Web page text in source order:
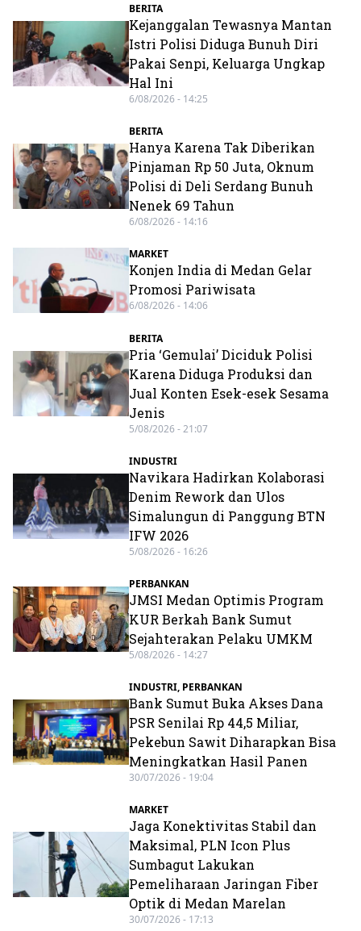
BERITA
Kejanggalan Tewasnya Mantan
Istri Polisi Diduga Bunuh Diri
Pakai Senpi, Keluarga Ungkap
Hal Ini
6/08/2026 - 14:25
BERITA
Hanya Karena Tak Diberikan
Pinjaman Rp 50 Juta, Oknum
Polisi di Deli Serdang Bunuh
Nenek 69 Tahun
6/08/2026 - 14:16
MARKET
Konjen India di Medan Gelar
Promosi Pariwisata
6/08/2026 - 14:06
BERITA
Pria ‘Gemulai’ Diciduk Polisi
Karena Diduga Produksi dan
Jual Konten Esek-esek Sesama
Jenis
5/08/2026 - 21:07
INDUSTRI
Navikara Hadirkan Kolaborasi
Denim Rework dan Ulos
Simalungun di Panggung BTN
IFW 2026
5/08/2026 - 16:26
PERBANKAN
JMSI Medan Optimis Program
KUR Berkah Bank Sumut
Sejahterakan Pelaku UMKM
5/08/2026 - 14:27
INDUSTRI, PERBANKAN
Bank Sumut Buka Akses Dana
PSR Senilai Rp 44,5 Miliar,
Pekebun Sawit Diharapkan Bisa
Meningkatkan Hasil Panen
30/07/2026 - 19:04
MARKET
Jaga Konektivitas Stabil dan
Maksimal, PLN Icon Plus
Sumbagut Lakukan
Pemeliharaan Jaringan Fiber
Optik di Medan Marelan
30/07/2026 - 17:13